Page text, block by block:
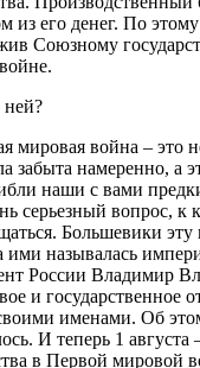
из его денег. По
Союзному
мировая война – это
забыта намеренно, а
наши с вами
серьезный вопрос, к
Большевики
называлась
России Владимир
и государственное
именами. Об
И теперь 1 августа
в Первой мировой